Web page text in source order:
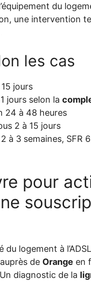
du
une intervention
les cas
jours
jours selon la
24 à 48 heures
2 à 15 jours
à 3 semaines, SFR
pour
logement à
auprès de Orange en
diagnostic de la